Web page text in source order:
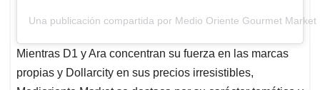
Una publicación compartida por Medio Oriente Gourmet
Mientras D1 y Ara concentran su fuerza en las marcas
propias y Dollarcity en sus precios irresistibles,